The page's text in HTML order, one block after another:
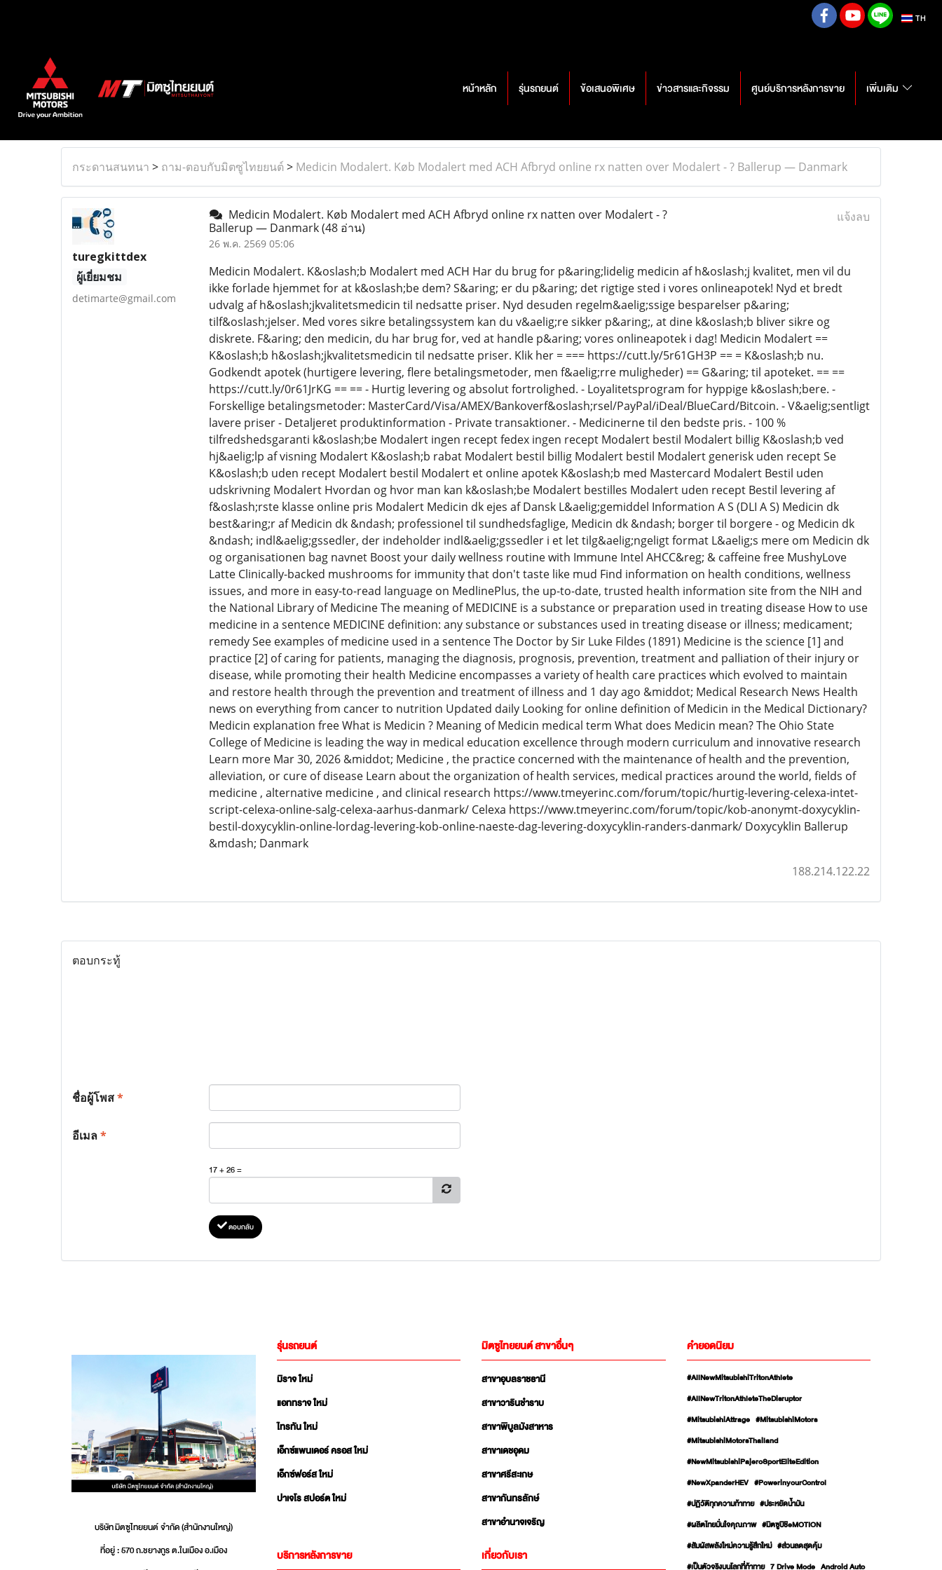
TH
หน้าหลัก รุ่นรถยนต์ ข้อเสนอพิเศษ ข่าวสารและกิจรรม ศูนย์บริการหลังการขาย เพิ่มเติม
กระดานสนทนา > ถาม-ตอบกับมิตซูไทยยนต์ > Medicin Modalert. Køb Modalert med ACH Afbryd online rx natten over Modalert - ? Ballerup — Danmark
turegkittdex
ผู้เยี่ยมชม
detimarte@gmail.com
Medicin Modalert. Køb Modalert med ACH Afbryd online rx natten over Modalert - ?
Ballerup — Danmark(48 อ่าน)
26 พ.ค. 2569 05:06
แจ้งลบ
Medicin Modalert. K&oslash;b Modalert med ACH Har du brug for p&aring;lidelig medicin af h&oslash;j kvalitet, men vil du
ikke forlade hjemmet for at k&oslash;be dem? S&aring; er du p&aring; det rigtige sted i vores onlineapotek! Nyd et bredt
udvalg af h&oslash;jkvalitetsmedicin til nedsatte priser. Nyd desuden regelm&aelig;ssige besparelser p&aring;
tilf&oslash;jelser. Med vores sikre betalingssystem kan du v&aelig;re sikker p&aring;, at dine k&oslash;b bliver sikre og
diskrete. F&aring; den medicin, du har brug for, ved at handle p&aring; vores onlineapotek i dag! Medicin Modalert ==
K&oslash;b h&oslash;jkvalitetsmedicin til nedsatte priser. Klik her = === https://cutt.ly/5r61GH3P == = K&oslash;b nu.
Godkendt apotek (hurtigere levering, flere betalingsmetoder, men f&aelig;rre muligheder) == G&aring; til apoteket. == ==
https://cutt.ly/0r61JrKG == == - Hurtig levering og absolut fortrolighed. - Loyalitetsprogram for hyppige k&oslash;bere. -
Forskellige betalingsmetoder: MasterCard/Visa/AMEX/Bankoverf&oslash;rsel/PayPal/iDeal/BlueCard/Bitcoin. - V&aelig;sentligt
lavere priser - Detaljeret produktinformation - Private transaktioner. - Medicinerne til den bedste pris. - 100 %
tilfredshedsgaranti k&oslash;be Modalert ingen recept fedex ingen recept Modalert bestil Modalert billig K&oslash;b ved
hj&aelig;lp af visning Modalert K&oslash;b rabat Modalert bestil billig Modalert bestil Modalert generisk uden recept Se
K&oslash;b uden recept Modalert bestil Modalert et online apotek K&oslash;b med Mastercard Modalert Bestil uden
udskrivning Modalert Hvordan og hvor man kan k&oslash;be Modalert bestilles Modalert uden recept Bestil levering af
f&oslash;rste klasse online pris Modalert Medicin dk ejes af Dansk L&aelig;gemiddel Information A S (DLI A S) Medicin dk
best&aring;r af Medicin dk &ndash; professionel til sundhedsfaglige, Medicin dk &ndash; borger til borgere - og Medicin dk
&ndash; indl&aelig;gssedler, der indeholder indl&aelig;gssedler i et let tilg&aelig;ngeligt format L&aelig;s mere om Medicin dk
og organisationen bag navnet Boost your daily wellness routine with Immune Intel AHCC&reg; & caffeine free MushyLove
Latte Clinically-backed mushrooms for immunity that don't taste like mud Find information on health conditions, wellness
issues, and more in easy-to-read language on MedlinePlus, the up-to-date, trusted health information site from the NIH and
the National Library of Medicine The meaning of MEDICINE is a substance or preparation used in treating disease How to use
medicine in a sentence MEDICINE definition: any substance or substances used in treating disease or illness; medicament;
remedy See examples of medicine used in a sentence The Doctor by Sir Luke Fildes (1891) Medicine is the science [1] and
practice [2] of caring for patients, managing the diagnosis, prognosis, prevention, treatment and palliation of their injury or
disease, while promoting their health Medicine encompasses a variety of health care practices which evolved to maintain
and restore health through the prevention and treatment of illness and 1 day ago &middot; Medical Research News Health
news on everything from cancer to nutrition Updated daily Looking for online definition of Medicin in the Medical Dictionary?
Medicin explanation free What is Medicin ? Meaning of Medicin medical term What does Medicin mean? The Ohio State
College of Medicine is leading the way in medical education excellence through modern curriculum and innovative research
Learn more Mar 30, 2026 &middot; Medicine , the practice concerned with the maintenance of health and the prevention,
alleviation, or cure of disease Learn about the organization of health services, medical practices around the world, fields of
medicine , alternative medicine , and clinical research https://www.tmeyerinc.com/forum/topic/hurtig-levering-celexa-intet-
script-celexa-online-salg-celexa-aarhus-danmark/ Celexa https://www.tmeyerinc.com/forum/topic/kob-anonymt-doxycyklin-
bestil-doxycyklin-online-lordag-levering-kob-online-naeste-dag-levering-doxycyklin-randers-danmark/ Doxycyklin Ballerup
&mdash; Danmark
188.214.122.22
ตอบกระทู้
ชื่อผู้โพส*
อีเมล*
17 + 26 =
ตอบกลับ
บริษัท มิตซูไทยยนต์ จำกัด (สำนักงานใหญ่)
ที่อยู่ : 570 ถ.ชยางกูร ต.ในเมือง อ.เมือง
รุ่นรถยนต์
มิราจ ใหม่
แอททราจ ใหม่
ไทรทัน ใหม่
เอ็กซ์แพนเดอร์ ครอส ใหม่
เอ็กซ์ฟอร์ส ใหม่
ปาเจโร สปอร์ต ใหม่
มิตซูไทยยนต์ สาขาอื่นๆ
สาขาอุบลราชธานี
สาขาวารินชำราบ
สาขาพิบูลมังสาหาร
สาขาเดชอุดม
สาขาศรีสะเกษ
สาขากันทรลักษ์
สาขาอำนาจเจริญ
บริการหลังการขาย เกี่ยวกับเรา
คำยอดนิยม
#AllNewMitsubishiTritonAthlete
#AllNewTritonAthleteTheDisruptor
#MitsubishiAttrage #MitsubishiMotors
#MitsubishiMotorsThailand
#NewMitsubishiPajeroSportEliteEdition
#NewXpanderHEV #PowerinyourControl
#ปฏิวัติทุกความท้าทาย #ประหยัดน้ำมัน
#ผลิตไทยมั่นใจคุณภาพ #มิตซูบิชิeMOTION
#สัมผัสพลังใหม่ความรู้สึกใหม่ #ส่วนลดสุดคุ้ม
#เป็นตัวจริงบนโลกที่ท้าทาย 7 Drive Mode Android Auto